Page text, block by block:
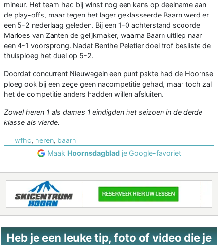
mineur. Het team had bij winst nog een kans op deelname aan
de play-offs, maar tegen het lager geklasseerde Baarn werd er
een 5-2 nederlaag geleden. Bij een 1-0 achterstand scoorde
Marloes van Zanten de gelijkmaker, waarna Baarn uitliep naar
een 4-1 voorsprong. Nadat Benthe Peletier doel trof besliste de
thuisploeg het duel op 5-2.
Doordat concurrent Nieuwegein een punt pakte had de Hoornse
ploeg ook bij een zege geen nacompetitie gehad, maar toch zal
het de competitie anders hadden willen afsluiten.
Zowel heren 1 als dames 1 eindigden het seizoen in de derde
klasse als vierde.
wfhc, heren, baarn
Maak Hoornsdagbladje Google-favoriet
Heb je een leuke tip, foto of video die je